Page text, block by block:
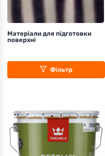
Матеріали для підготовки
поверхні
Фільтр